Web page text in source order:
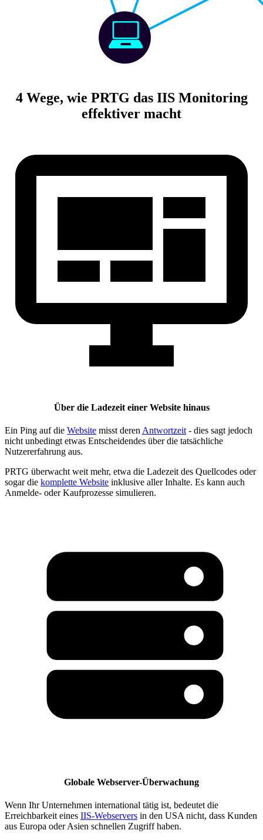
4 Wege, wie PRTG das IIS Monitoring
effektiver macht
Über die Ladezeit einer Website hinaus
Ein Ping auf die Website misst deren Antwortzeit - dies sagt jedoch
nicht unbedingt etwas Entscheidendes über die tatsächliche
Nutzererfahrung aus.
PRTG überwacht weit mehr, etwa die Ladezeit des Quellcodes oder
sogar die komplette Website inklusive aller Inhalte. Es kann auch
Anmelde- oder Kaufprozesse simulieren.
Globale Webserver-Überwachung
Wenn Ihr Unternehmen international tätig ist, bedeutet die
Erreichbarkeit eines IIS-Webservers in den USA nicht, dass Kunden
aus Europa oder Asien schnellen Zugriff haben.